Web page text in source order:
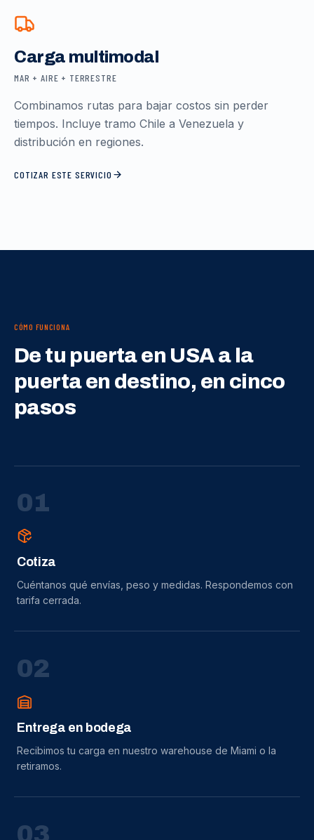
Carga multimodal
MAR + AIRE + TERRESTRE
Combinamos rutas para bajar costos sin perder
tiempos. Incluye tramo Chile a Venezuela y
distribución en regiones.
COTIZAR ESTE SERVICIO
CÓMO FUNCIONA
De tu puerta en USA a la
puerta en destino, en cinco
pasos
01
Cotiza
Cuéntanos qué envías, peso y medidas. Respondemos con
tarifa cerrada.
02
Entrega en bodega
Recibimos tu carga en nuestro warehouse de Miami o la
retiramos.
03